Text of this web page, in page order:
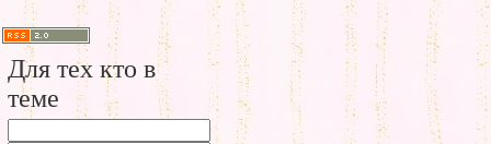
Для тех кто в
теме